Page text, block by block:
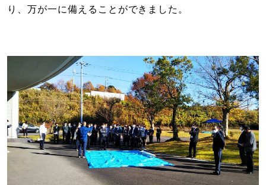
り、万が一に備えることができました。